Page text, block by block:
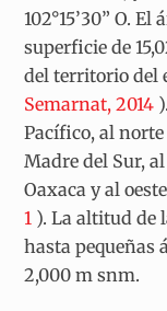
102°15’30” O.
superficie de
del territorio del
Semarnat, 2014
Pacífico, al
Madre del Sur,
Oaxaca y al
1 ). La altitud de
hasta pequeñas
2,000 m snm.